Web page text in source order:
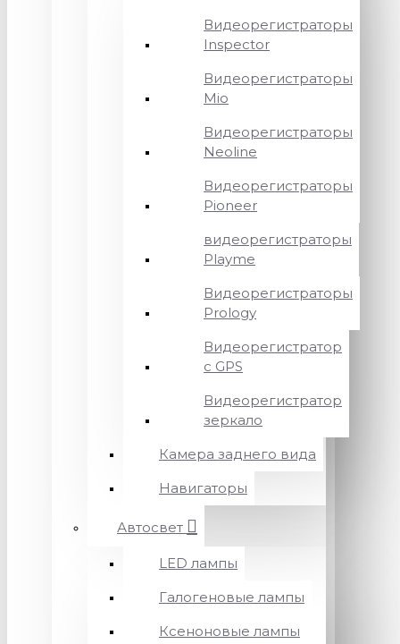
Видеорегистраторы
Inspector
Видеорегистраторы
Mio
Видеорегистраторы
Neoline
Видеорегистраторы
Pioneer
видеорегистраторы
Playme
Видеорегистраторы
Prology
Видеорегистратор
с GPS
Видеорегистратор
зеркало
Камера заднего вида
Навигаторы
Автосвет
LED лампы
Галогеновые лампы
Ксеноновые лампы